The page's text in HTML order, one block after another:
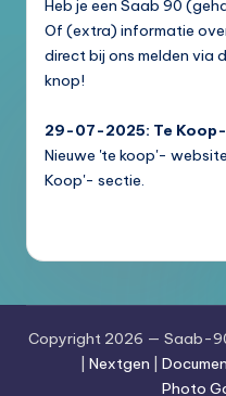
Heb je een Saab 90
Of (extra) informatie
direct bij ons melden via
knop!
29-07-2025: Te
Nieuwe 'te koop'-
Koop'- sectie.
Copyright 2026 — Saab-
Nextgen
Photo